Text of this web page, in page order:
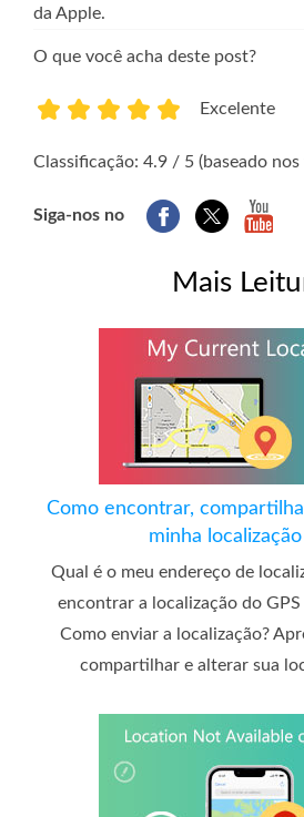
da Apple.
O que você acha deste post?
Excelente
Classificação: 4.9 / 5 (baseado
Siga-nos no
Mais
Como encontrar,
minha localização
Qual é o meu endereço de
encontrar a localização do
Como enviar a localização?
compartilhar e alterar sua